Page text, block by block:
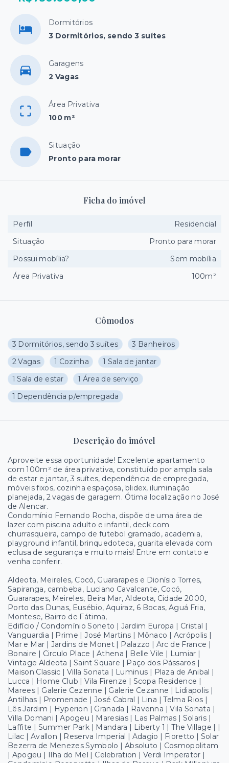
Dormitórios
3 Dormitórios, sendo 3 suítes
Garagens
2 Vagas
Área Privativa
100 m²
Situação
Pronto para morar
Cômodos
3 Dormitórios, sendo 3 suítes
3 Banheiros
2 Vagas
1 Cozinha
1 Sala de jantar
1 Sala de estar
1 Área de serviço
1 Dependência p/empregada
Descrição do imóvel
Aproveite essa oportunidade! Excelente apartamento
com 100m² de área privativa, constituído por ampla sala
de estar e jantar, 3 suítes, dependência de empregada,
móveis fixos, cozinha espaçosa, blidex, iluminação
planejada, 2 vagas de garagem. Ótima localização no José
de Alencar.
Condomínio Fernando Rocha, dispõe de uma área de
lazer com piscina adulto e infantil, deck com
churrasqueira, campo de futebol gramado, academia,
playground infantil, brinquedoteca, guarita elevada com
eclusa de segurança e muito mais! Entre em contato e
venha conferir.
Aldeota, Meireles, Cocó, Guararapes e Dionísio Torres,
Sapiranga, cambeba, Luciano Cavalcante, Cocó,
Guararapes, Meireles, Beira Mar, Aldeota, Cidade 2000,
Porto das Dunas, Eusébio, Aquiraz, 6 Bocas, Aguá Fria,
Montese, Bairro de Fátima,
Edifício / Condomínio Soneto | Jardim Europa | Cristal |
Vanguardia | Prime | José Martins | Mônaco | Acrópolis |
Mar e Mar | Jardins de Monet | Palazzo | Arc de France |
Bonaire | Circulo Place | Athena | Belle Vile | Lumiar |
Vintage Aldeota | Saint Square | Paço dos Pássaros |
Maison Classic | Villa Sonata | Luminus | Plaza de Anibal |
Lucca | Home Club | Vila Firenze | Scopa Residence |
Marees | Galerie Cezenne | Galerie Cezanne | Lidiapolis |
Antilhas | Promenade | José Cabral | Lina | Telma Rios |
Lês Jardim | Hyperion | Granada | Ravenna | Vila Sonata |
Villa Domani | Apogeu | Maresias | Las Palmas | Solaris |
Laffite | Summer Park | Mandara | Liberty 1 | The Village | |
Lilac | Avallon | Reserva Imperial | Adagio | Fioretto | Solar
Bezerra de Menezes Symbolo | Absoluto | Cosmopolitam
| Apogeu | Ilha do Mel | Celebration | Verdi Imperator |
Ficha do imóvel
Perfil
Residencial
Situação
Pronto para morar
Possui mobília?
Sem mobília
Área Privativa
100m²